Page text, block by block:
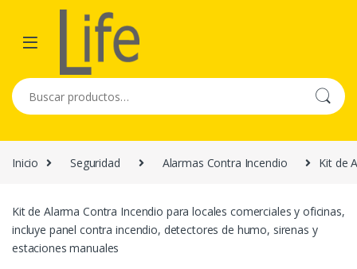
Skip to navigation
Skip to content
Buscar por:
Inicio Seguridad Alarmas Contra Incendio Kit de
Kit de Alarma Contra Incendio para locales comerciales y oficinas,
incluye panel contra incendio, detectores de humo, sirenas y
estaciones manuales